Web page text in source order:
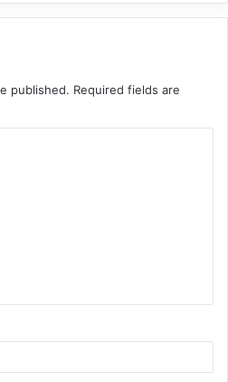
published. Required fields are